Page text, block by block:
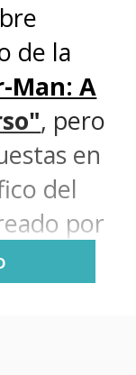
de la
Man: A
, pero
en
del
por